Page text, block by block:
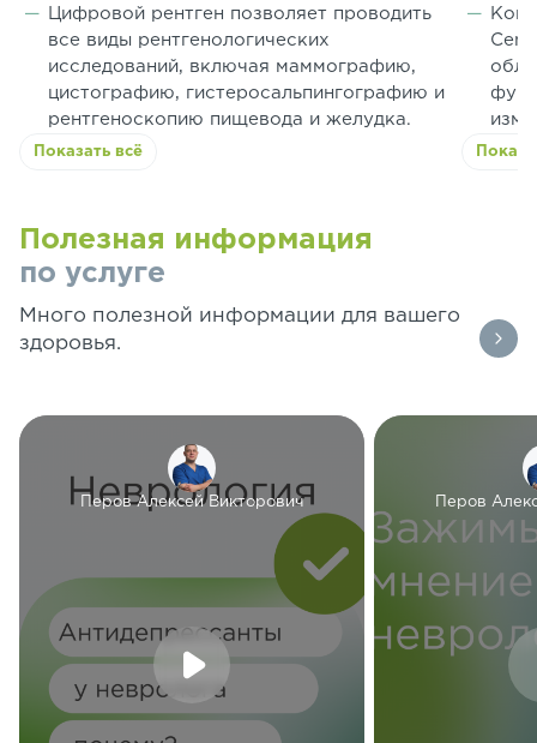
Цифровой рентген позволяет проводить
все виды рентгенологических
исследований, включая маммографию,
цистографию, гистеросальпингографию и
рентгеноскопию пищевода и желудка.
Показать всё
Полезная информация
по услуге
Много полезной информации для вашего
здоровья.
Перов Алексей Викторович Перов